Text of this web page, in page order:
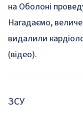
на Оболоні
Нагадаємо,
видалили
(відео).
ЗСУ